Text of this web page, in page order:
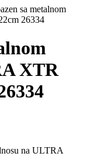
sa metalnom
26334
XTR
na ULTRA